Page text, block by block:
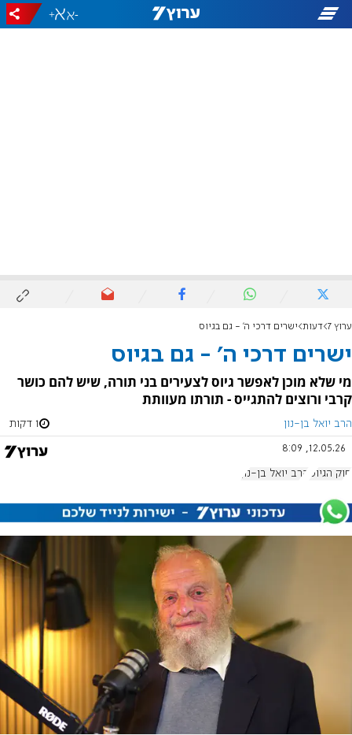
-
+
ערוץ 7 דעות ישרים דרכי ה' - גם בגיוס
ישרים דרכי ה' - גם בגיוס
מי שלא מוכן לאפשר גיוס לצעירים בני תורה, שיש להם כושר
קרבי ורוצים להתגייס - תורתו מעוותת
הרב יואל בן-נון 1 דקות
12.05.26, 8:09
חוק הגיוס הרב יואל בן-נון